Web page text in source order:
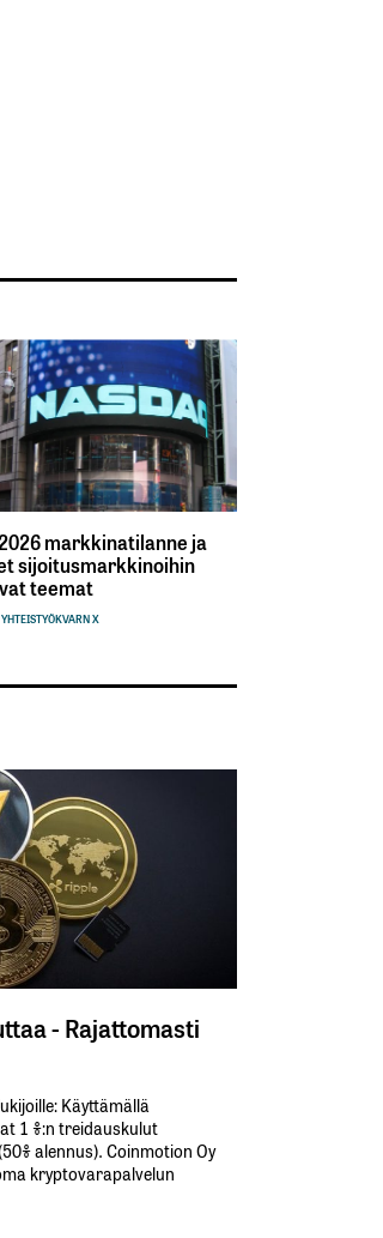
markkinatilanne ja
sijoitusmarkkinoihin
teemat
KVARN X
- Rajattomasti
Käyttämällä​
​1 %:n treidauskulut​
​alennus). Coinmotion Oy
kryptovarapalvelun